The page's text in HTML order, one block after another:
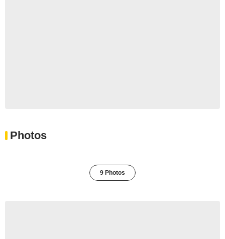
Photos
9 Photos